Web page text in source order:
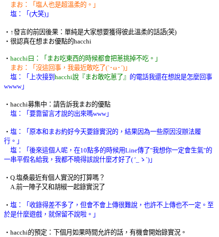
まお：「塩人也是超溫柔的。」
塩：「(大笑)」
‧↑發言的前因後果：單純是大家想要獲得彼此溫柔的話語(笑)
‧很認真在想まお優點的hacchi
‧ hacchi曰：「まお吃東西的時候都會把蔥挑掉不吃。」
まお：「沒這回事，我最近敢吃了(`･ω･´)」
塩：「上次接到 hacchi說『まお敢吃蔥了』 的電話我還在想說是怎麼回事
wwww」
‧hacchi募集中：請告訴我まお的優點
塩：「要靠留言才說的出來嗎www」
‧ 塩：「原本和まお約好今天要錄實況的，結果因為一些原因沒辦法履
行。」
塩：「後來這個人呢，在10點多的時候用Line傳了"我想你一定會生氣"的
一串平假名給我，我都不曉得該說什麼才好了( ′_ゝ`)」
‧Q.塩桑最近有個人實況的打算嗎？
A.前一陣子又和胡椒一起錄實況了
‧ 塩：「收錄得差不多了，但會不會上傳很難說，也許不上傳也不一定。至
於是什麼遊戲，就保留不說啦。」
‧hacchi的預定：下個月如果時間允許的話，有機會開始錄實況。